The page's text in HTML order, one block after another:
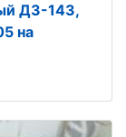
ДЗ-143,
на